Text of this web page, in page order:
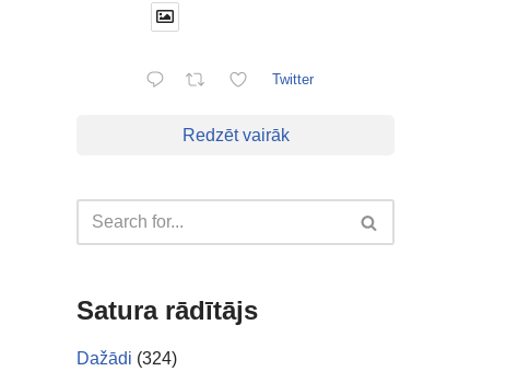
Twitter
Redzēt vairāk
Satura rādītājs
Dažādi (324)